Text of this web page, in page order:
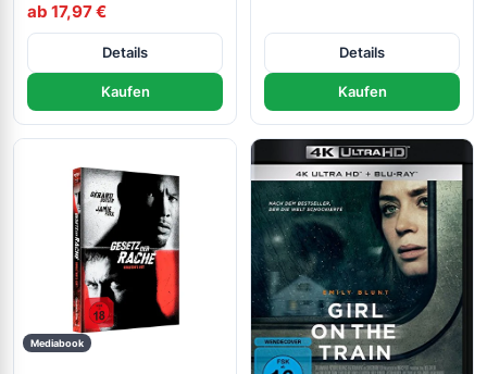
ab 17,97 €
Details
Kaufen
Details
Kaufen
Mediabook